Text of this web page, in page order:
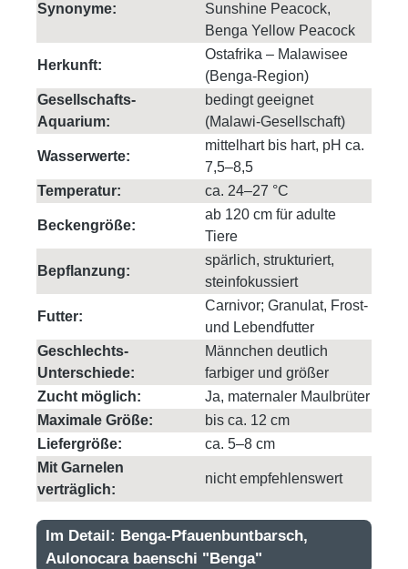
Synonyme:
Sunshine Peacock,
Benga Yellow Peacock
Herkunft:
Ostafrika – Malawisee
(Benga-Region)
Gesellschafts-
Aquarium:
bedingt geeignet
(Malawi-Gesellschaft)
Wasserwerte:
mittelhart bis hart, pH ca.
7,5–8,5
Temperatur:
ca. 24–27 °C
Beckengröße:
ab 120 cm für adulte
Tiere
Bepflanzung:
spärlich, strukturiert,
steinfokussiert
Futter:
Carnivor; Granulat, Frost-
und Lebendfutter
Geschlechts-
Unterschiede:
Männchen deutlich
farbiger und größer
Zucht möglich:
Ja, maternaler Maulbrüter
Maximale Größe:
bis ca. 12 cm
Liefergröße:
ca. 5–8 cm
Mit Garnelen
verträglich:
nicht empfehlenswert
Im Detail: Benga-Pfauenbuntbarsch,
Aulonocara baenschi "Benga"